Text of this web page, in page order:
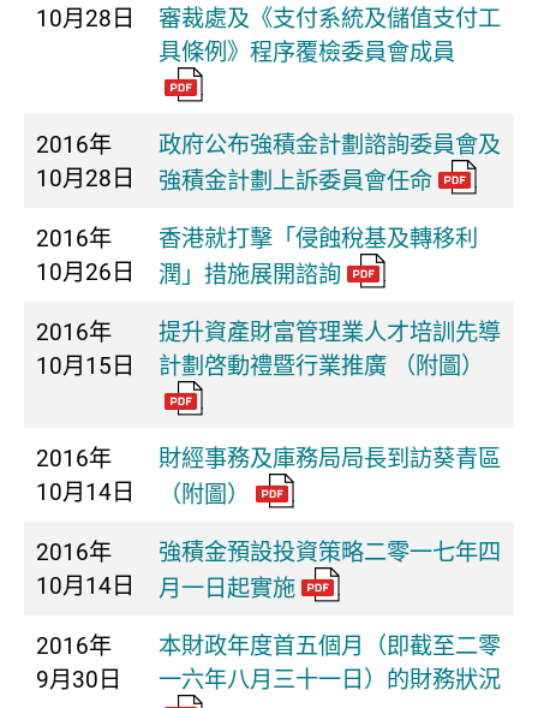
10月28日
審裁處及《支付系統及儲值支付工
具條例》程序覆檢委員會成員
2016年
10月28日
政府公布強積金計劃諮詢委員會及
強積金計劃上訴委員會任命
2016年
10月26日
香港就打擊「侵蝕稅基及轉移利
潤」措施展開諮詢
2016年
10月15日
提升資產財富管理業人才培訓先導
計劃啓動禮暨行業推廣 （附圖）
2016年
10月14日
財經事務及庫務局局長到訪葵青區
（附圖）
2016年
10月14日
強積金預設投資策略二零一七年四
月一日起實施
2016年
9月30日
本財政年度首五個月（即截至二零
一六年八月三十一日）的財務狀況